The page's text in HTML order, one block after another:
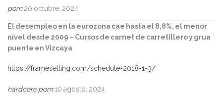
porn 20 octubre, 2024
El desempleo en la eurozona cae hasta el 8,8%, el menor
nivel desde 2009 – Cursos de carnet de carretillero y grua
puente en Vizcaya
https://framesetting.com/schedule-2018-1-3/
hardcore porn10 agosto, 2024